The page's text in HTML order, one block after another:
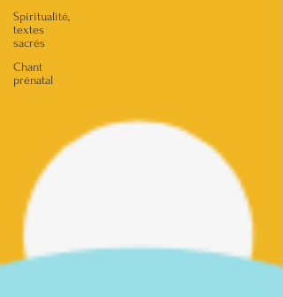
Spiritualité,
textes
sacrés
Chant
prénatal